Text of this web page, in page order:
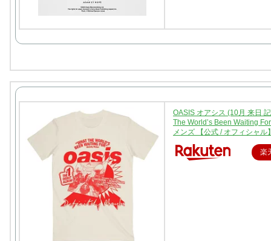
OASIS オアシス (10月 来日
The World’s Been Waiting
メンズ 【公式 / オフィシャル
楽